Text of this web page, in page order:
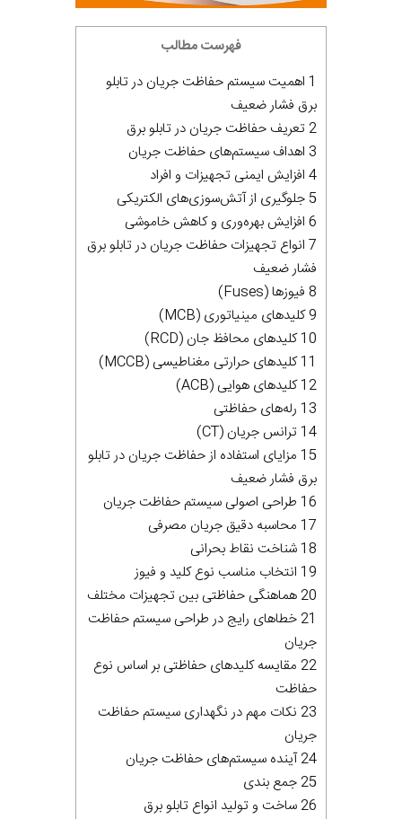
فهرست مطالب
1 اهمیت سیستم حفاظت جریان در تابلو
برق فشار ضعیف
2 تعریف حفاظت جریان در تابلو برق
3 اهداف سیستم‌های حفاظت جریان
4 افزایش ایمنی تجهیزات و افراد
5 جلوگیری از آتش‌سوزی‌های الکتریکی
6 افزایش بهره‌وری و کاهش خاموشی
7 انواع تجهیزات حفاظت جریان در تابلو برق
فشار ضعیف
8 فیوزها (Fuses)
9 کلیدهای مینیاتوری (MCB)
10 کلیدهای محافظ جان (RCD)
11 کلیدهای حرارتی مغناطیسی (MCCB)
12 کلیدهای هوایی (ACB)
13 رله‌های حفاظتی
14 ترانس جریان (CT)
15 مزایای استفاده از حفاظت جریان در تابلو
برق فشار ضعیف
16 طراحی اصولی سیستم حفاظت جریان
17 محاسبه دقیق جریان مصرفی
18 شناخت نقاط بحرانی
19 انتخاب مناسب نوع کلید و فیوز
20 هماهنگی حفاظتی بین تجهیزات مختلف
21 خطاهای رایج در طراحی سیستم حفاظت
جریان
22 مقایسه کلیدهای حفاظتی بر اساس نوع
حفاظت
23 نکات مهم در نگهداری سیستم حفاظت
جریان
24 آینده سیستم‌های حفاظت جریان
25 جمع‌ بندی
26 ساخت و تولید انواع تابلو برق